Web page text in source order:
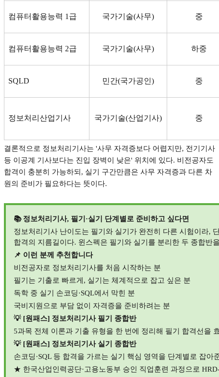
컴퓨터활용능력 1 급 국가기술(사무) 중
컴퓨터활용능력 2급 국가기술(사무) 하중
SQLD 민간(국가공인) 중
정보처리산업기사 국가기술(산업기사) 중
결론적으로 정보처리기사는 '사무 자격증보다 어렵지만, 전기기사
등 이공계 기사보다는 진입 장벽이 낮은' 위치에 있다. 비전공자도
합격이 충분히 가능하되 , 실기 구간만큼은 사무 자격증과 다른 차
원의 준비가 필요하다는 뜻이다.
📚 정보처리기사, 필기 ·실기 단계별로 준비하고 싶다면
정보처리기사 난이도는 필기와 실기가 완전히 다른 시험이라,
합격의 지름길이다. 윈스펙은 필기와 실기를 분리한 두 종합반
📌 이런 분께 추천합니다
비전공자로 정보처리기사를 처음 시작하는 분
필기는 기출로 빠르게 , 실기는 체계적으로 잡고 싶은 분
독학 중 실기 손코딩·SQL에서 막힌 분
국비지원으로 부담 없이 자격증을 준비하려는 분
💡 [원패스] 정보처리기사 필기 종합반
5과목 전체 이론과 기출 유형을 한 번에 정리해 필기 합격선을
💡 [원패스] 정보처리기사 실기 종합반
손코딩·SQL 등 합격을 가르는 실기 핵심 영역을 단계별로 잡아
★ 한국산업인력공단·고용노동부 승인 직업훈련 과정으로